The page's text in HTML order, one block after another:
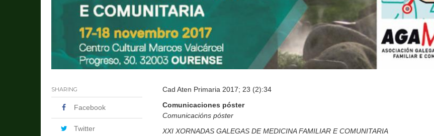
Cad Aten Primaria 2017; 23 (2):34
Comunicaciones póster
Comunicacións póster
XXI XORNADAS GALEGAS DE MEDICINA FAMILIAR E COMUNITARIA
SHARING
Facebook
Twitter